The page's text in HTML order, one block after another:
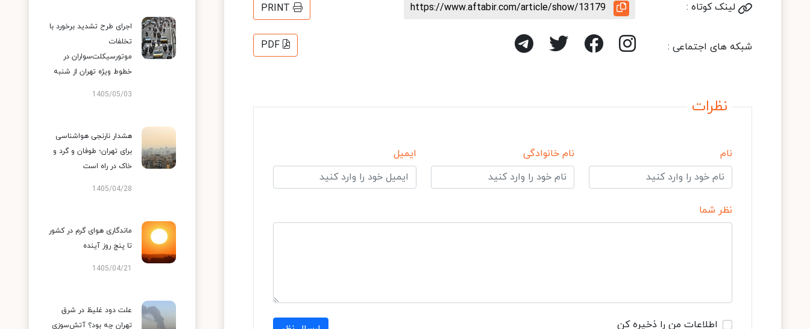
لینک کوتاه : https://www.aftabir.com/article/show/13179
PRINT
شبکه های اجتماعی : PDF
نظرات
نام نام خانوادگی ایمیل
نظر شما
اطلاعات من را ذخیره کن
اجرای طرح تشدید برخورد با
تخلفات
موتورسیکلت‌سواران در
خطوط ویژه تهران از شنبه
1405/05/03
هشدار نارنجی هواشناسی
برای تهران؛ طوفان و گرد و
خاک در راه است
1405/04/28
ماندگاری هوای گرم در کشور
تا پنج روز آینده
1405/04/21
علت دود غلیظ در شرق
تهران چه بود؟ آتش‌سوزی